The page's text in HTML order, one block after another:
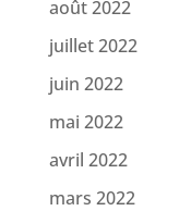
août 2022
juillet 2022
juin 2022
mai 2022
avril 2022
mars 2022